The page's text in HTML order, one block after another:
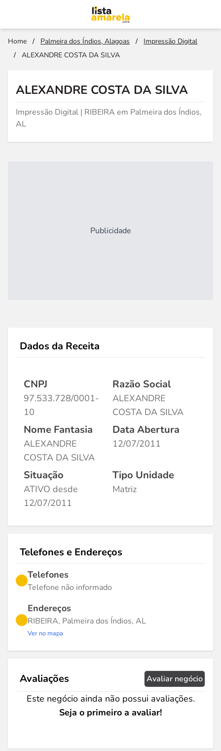
Home / Palmeira dos Índios, Alagoas /
Impressão Digital
/
ALEXANDRE COSTA DA SILVA
ALEXANDRE COSTA DA SILVA
Impressão Digital | RIBEIRA em Palmeira dos Índios,
AL
Publicidade
Dados da Receita
CNPJ
97.533.728/0001-
10
Razão Social
ALEXANDRE
COSTA DA SILVA
Nome Fantasia
ALEXANDRE
COSTA DA SILVA
Data Abertura
12/07/2011
Situação
ATIVO desde
12/07/2011
Tipo Unidade
Matriz
Telefones e Endereços
Telefones
Telefone não informado
Endereços
RIBEIRA, Palmeira dos Índios, AL
Ver no mapa
Avaliações Avaliar negócio
Este negócio ainda não possui avaliações.
Seja o primeiro a avaliar!